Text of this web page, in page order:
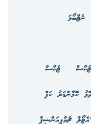
ނެޓްބޯޅަ
ޓެކާސް
ޓެކާސް
ކޮމާންޑަރު ކަޕް
ައެޓޯލް ޗެމްޕިއަންޝިޕް